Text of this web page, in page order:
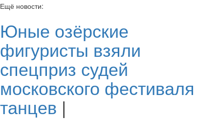
Ещё новости:
Юные озёрские
фигуристы взяли
спецприз судей
московского фестиваля
танцев |